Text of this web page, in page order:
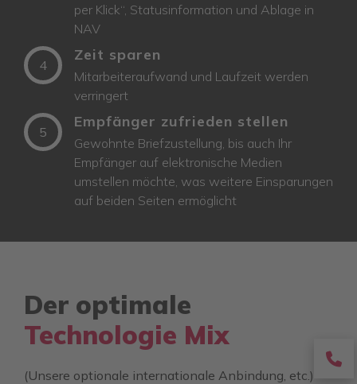
per Klick“, Statusinformation und Ablage in
NAV
4
Zeit sparen
Mitarbeiteraufwand und Laufzeit werden
verringert
5
Empfänger zufrieden stellen
Gewohnte Briefzustellung, bis auch Ihr
Empfänger auf elektronische Medien
umstellen möchte, was weitere Einsparungen
auf beiden Seiten ermöglicht
Der optimale
Technologie Mix
(Unsere optionale internationale Anbindung, etc.)